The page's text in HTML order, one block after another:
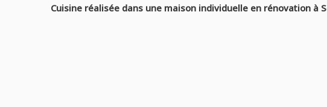
Cuisine réalisée dans une maison individuelle en rénovation à